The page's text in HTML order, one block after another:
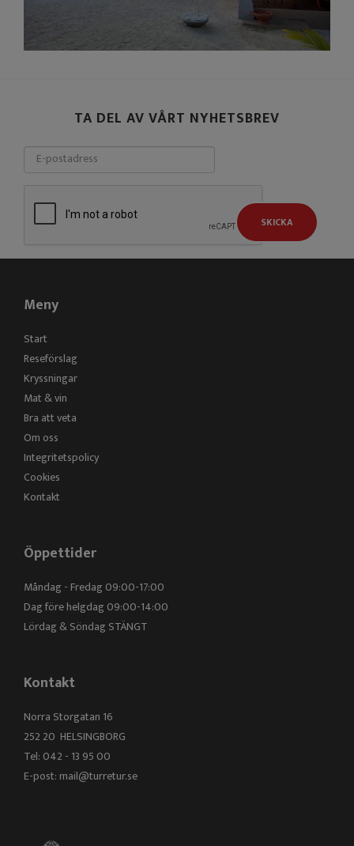
TA DEL AV VÅRT NYHETSBREV
SKICKA
Meny
Start
Reseförslag
Kryssningar
Mat & vin
Bra att veta
Om oss
Integritetspolicy
Cookies
Kontakt
Öppettider
Måndag - Fredag 09:00-17:00
Dag före helgdag 09:00-14:00
Lördag & Söndag STÄNGT
Kontakt
Norra Storgatan 16
252 20 HELSINGBORG
Tel: 042 - 13 95 00
E-post:mail@turretur.se